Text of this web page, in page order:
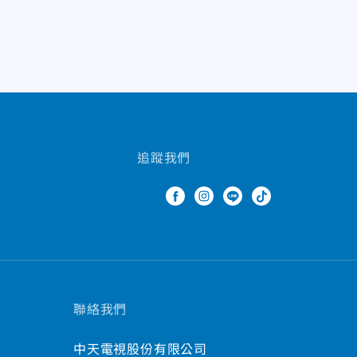
追蹤我們
聯絡我們
中天電視股份有限公司